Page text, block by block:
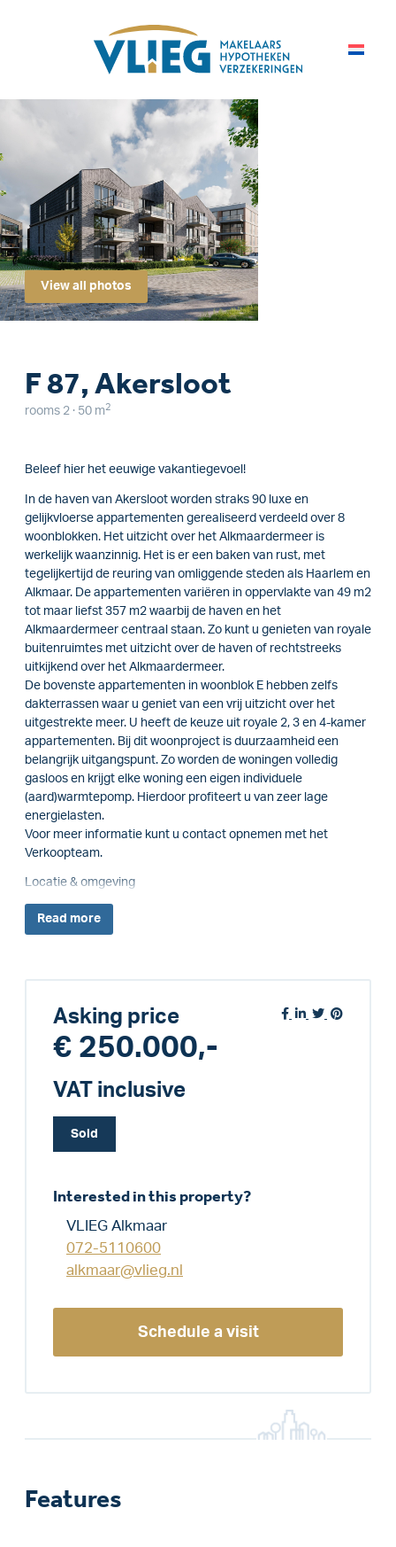
View all photos
F 87, Akersloot
rooms 2 · 50 m 2
Beleef hier het eeuwige vakantiegevoel!
In de haven van Akersloot worden straks 90 luxe en
gelijkvloerse appartementen gerealiseerd verdeeld over 8
woonblokken. Het uitzicht over het Alkmaardermeer is
werkelijk waanzinnig. Het is er een baken van rust, met
tegelijkertijd de reuring van omliggende steden als Haarlem en
Alkmaar. De appartementen variëren in oppervlakte van 49 m2
tot maar liefst 357 m2 waarbij de haven en het
Alkmaardermeer centraal staan. Zo kunt u genieten van royale
buitenruimtes met uitzicht over de haven of rechtstreeks
uitkijkend over het Alkmaardermeer.
De bovenste appartementen in woonblok E hebben zelfs
dakterrassen waar u geniet van een vrij uitzicht over het
uitgestrekte meer. U heeft de keuze uit royale 2, 3 en 4-kamer
appartementen. Bij dit woonproject is duurzaamheid een
belangrijk uitgangspunt. Zo worden de woningen volledig
gasloos en krijgt elke woning een eigen individuele
(aard)warmtepomp. Hierdoor profiteert u van zeer lage
energielasten.
Voor meer informatie kunt u contact opnemen met het
Verkoopteam.
Locatie & omgeving
Read more
Asking price
€ 250.000,-
VAT inclusive
Sold
Interested in this property?
VLIEG Alkmaar
072-5110600
alkmaar@vlieg.nl
Schedule a visit
Features